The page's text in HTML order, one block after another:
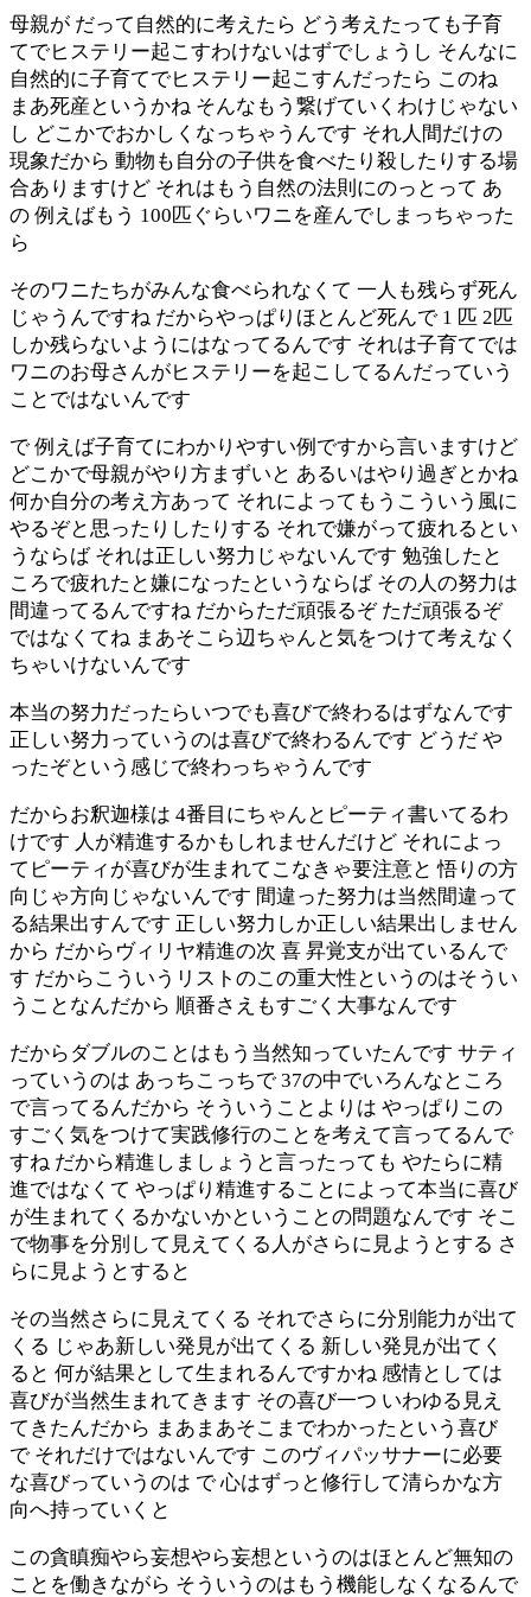
母親が だって自然的に考えたら どう考えたっても子育
てでヒステリー起こすわけないはずでしょうし そんなに
自然的に子育てでヒステリー起こすんだったら このね
まあ死産というかね そんなもう繋げていくわけじゃない
し どこかでおかしくなっちゃうんです それ人間だけの
現象だから 動物も自分の子供を食べたり殺したりする場
合ありますけど それはもう自然の法則にのっとって あ
の 例えばもう 100匹ぐらいワニを産んでしまっちゃった
ら
そのワニたちがみんな食べられなくて 一人も残らず死ん
じゃうんですね だからやっぱりほとんど死んで 1 匹 2匹
しか残らないようにはなってるんです それは子育てでは
ワニのお母さんがヒステリーを起こしてるんだっていう
ことではないんです
で 例えば子育てにわかりやすい例ですから言いますけど
どこかで母親がやり方まずいと あるいはやり過ぎとかね
何か自分の考え方あって それによってもうこういう風に
やるぞと思ったりしたりする それで嫌がって疲れるとい
うならば それは正しい努力じゃないんです 勉強したと
ころで疲れたと嫌になったというならば その人の努力は
間違ってるんですね だからただ頑張るぞ ただ頑張るぞ
ではなくてね まあそこら辺ちゃんと気をつけて考えなく
ちゃいけないんです
本当の努力だったらいつでも喜びで終わるはずなんです
正しい努力っていうのは喜びで終わるんです どうだ や
ったぞという感じで終わっちゃうんです
だからお釈迦様は 4番目にちゃんとピーティ書いてるわ
けです 人が精進するかもしれませんだけど それによっ
てピーティが喜びが生まれてこなきゃ要注意と 悟りの方
向じゃ方向じゃないんです 間違った努力は当然間違って
る結果出すんです 正しい努力しか正しい結果出しません
から だからヴィリヤ精進の次 喜 昇覚支が出ているんで
す だからこういうリストのこの重大性というのはそうい
うことなんだから 順番さえもすごく大事なんです
だからダブルのことはもう当然知っていたんです サティ
っていうのは あっちこっちで 37の中でいろんなところ
で言ってるんだから そういうことよりは やっぱりこの
すごく気をつけて実践修行のことを考えて言ってるんで
すね だから精進しましょうと言ったっても やたらに精
進ではなくて やっぱり精進することによって本当に喜び
が生まれてくるかないかということの問題なんです そこ
で物事を分別して見えてくる人がさらに見ようとする さ
らに見ようとすると
その当然さらに見えてくる それでさらに分別能力が出て
くる じゃあ新しい発見が出てくる 新しい発見が出てく
ると 何が結果として生まれるんですかね 感情としては
喜びが当然生まれてきます その喜び一つ いわゆる見え
てきたんだから まあまあそこまでわかったという喜び
で それだけではないんです このヴィパッサナーに必要
な喜びっていうのは で 心はずっと修行して清らかな方
向へ持っていくと
この貪瞋痴やら妄想やら妄想というのはほとんど無知の
ことを働きながら そういうのはもう機能しなくなるんで